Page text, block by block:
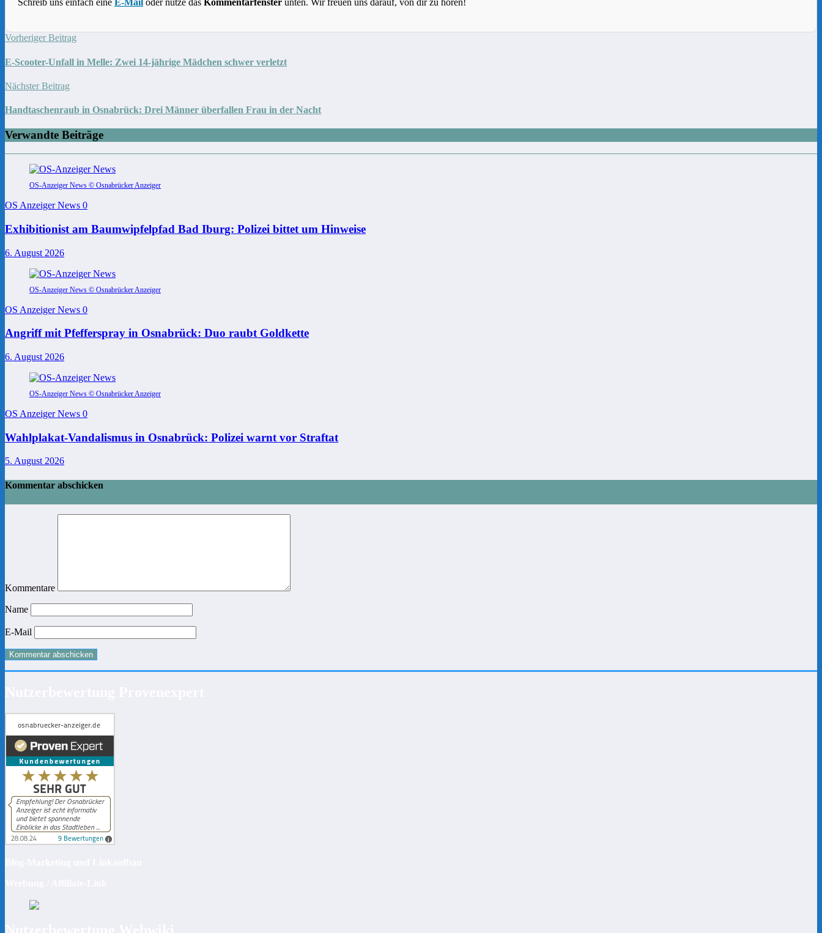
Schreib uns einfach eine E-Mail oder nutze das Kommentarfenster unten. Wir freuen uns darauf, von dir zu hören!
Vorheriger Beitrag
E-Scooter-Unfall in Melle: Zwei 14-jährige Mädchen schwer verletzt
Nächster Beitrag
Handtaschenraub in Osnabrück: Drei Männer überfallen Frau in der Nacht
Verwandte Beiträge
OS-Anzeiger News © Osnabrücker Anzeiger
OS Anzeiger News 0
Exhibitionist am Baumwipfelpfad Bad Iburg: Polizei bittet um Hinweise
6. August 2026
OS-Anzeiger News © Osnabrücker Anzeiger
OS Anzeiger News 0
Angriff mit Pfefferspray in Osnabrück: Duo raubt Goldkette
6. August 2026
OS-Anzeiger News © Osnabrücker Anzeiger
OS Anzeiger News 0
Wahlplakat-Vandalismus in Osnabrück: Polizei warnt vor Straftat
5. August 2026
Kommentar abschicken
Kommentare
Name
E-Mail